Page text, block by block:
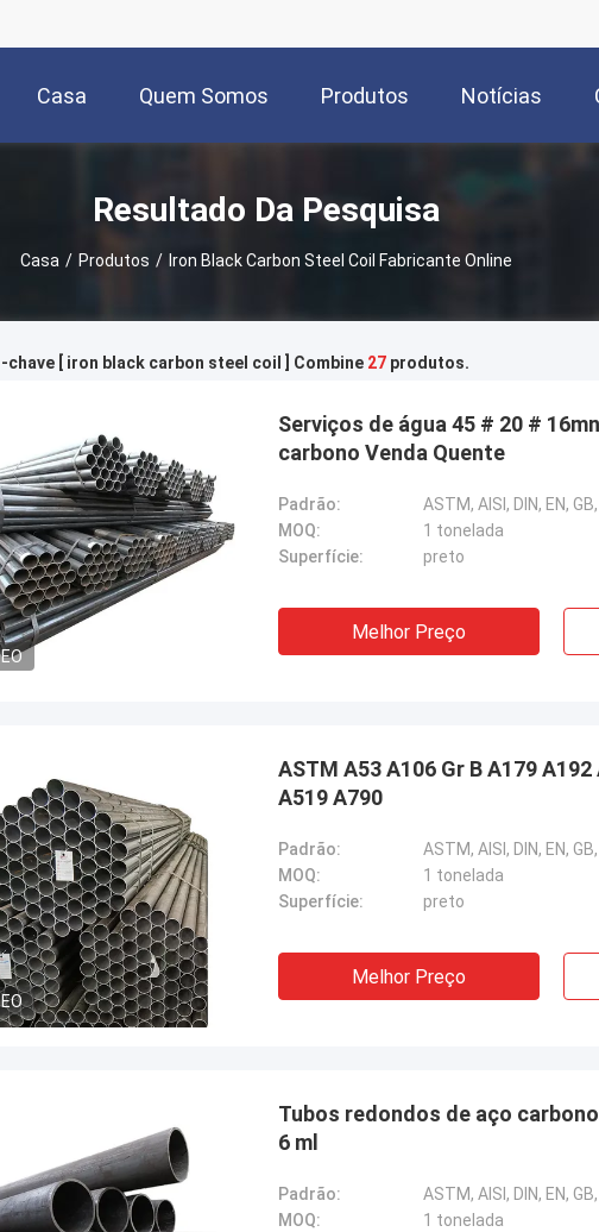
Casa Quem Somos Produtos Notícias
Resultado Da Pesquisa
Casa / Produtos / Iron Black Carbon Steel Coil Fabricante Online
chave [ iron black carbon steel coil ] Combine 27 produtos.
Serviços de água 45 # 20 #
carbono Venda Quente
Padrão:
ASTM, AISI, DIN, EN,
MOQ:
1 tonelada
Superfície:
preto
Melhor Preço
ASTM A53 A106 Gr B A179
A519 A790
Padrão:
ASTM, AISI, DIN, EN,
MOQ:
1 tonelada
Superfície:
preto
Melhor Preço
Tubos redondos de aço
6 ml
Padrão:
ASTM, AISI, DIN, EN,
MOQ:
1 tonelada